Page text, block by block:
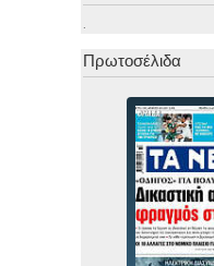
Πρωτοσέλιδα